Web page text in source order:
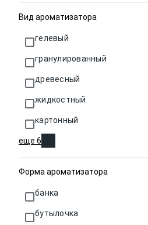
Вид ароматизатора
гелевый
гранулированный
древесный
жидкостный
картонный
еще 6
Форма ароматизатора
банка
бутылочка